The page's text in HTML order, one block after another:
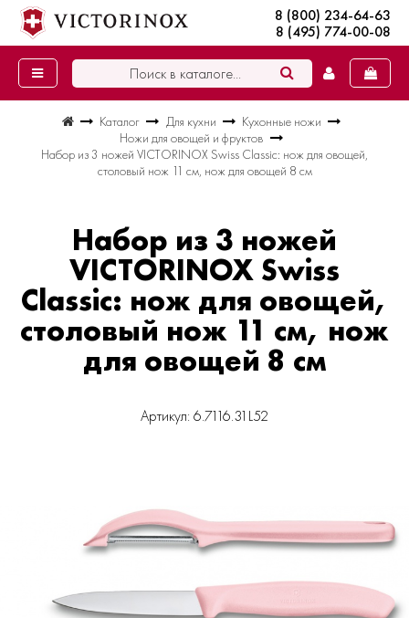
8 (800) 234-64-63
8 (495) 774-00-08
Каталог Для кухни
Кухонные ножи
Ножи для овощей и фруктов
Набор из 3 ножей VICTORINOX Swiss Classic: нож для овощей,
столовый нож 11 см, нож для овощей 8 см
Набор из 3 ножей
VICTORINOX Swiss
Classic: нож для овощей,
столовый нож 11 см, нож
для овощей 8 см
Артикул: 6.7116.31L52